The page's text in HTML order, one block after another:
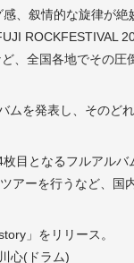
、叙情的な旋律が絶
ROCKFESTIVAL
、全国各地でその圧
ムを発表し、そのど
目となるフルアルバ
アーを行うなど、国
」をリリース。
心(ドラム)